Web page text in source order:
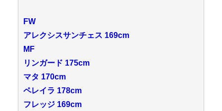
FW
アレクシスサンチェス 169cm
MF
リンガード 175cm
マタ 170cm
ペレイラ 178cm
フレッジ 169cm